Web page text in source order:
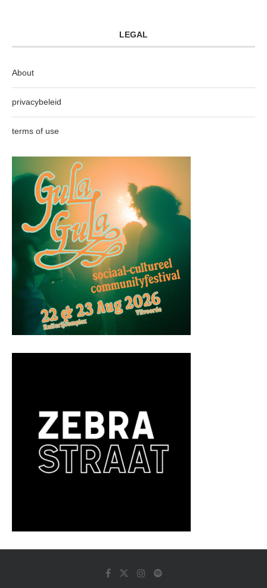
LEGAL
About
privacybeleid
terms of use